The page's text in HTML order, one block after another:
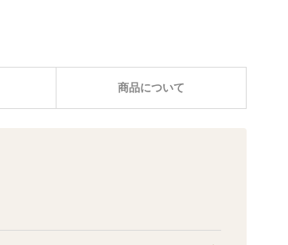
商品について